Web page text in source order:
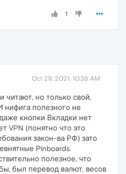
1
Oct 29, 2021, 10:38 AM
читают, но только свой,
нифига полезного не
кнопки Вкладки нет
VPN (понятно что это
закон-ва РФ) зато
Pinboards.
полезное, что
был перевод валют, весов